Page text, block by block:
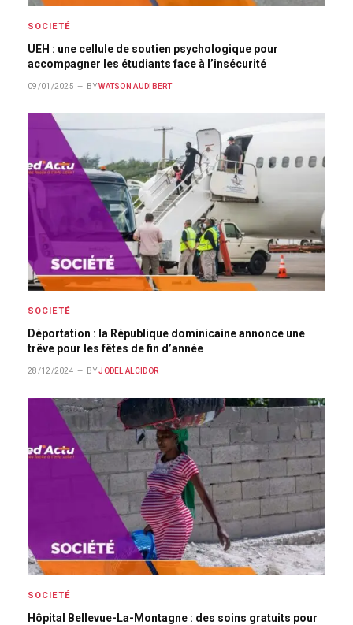
SOCIETÉ
UEH : une cellule de soutien psychologique pour
accompagner les étudiants face à l’insécurité
09/01/2025 BY WATSON AUDIBERT
SOCIETÉ
Déportation : la République dominicaine annonce une
trêve pour les fêtes de fin d’année
28/12/2024 BY JODEL ALCIDOR
SOCIETÉ
Hôpital Bellevue-La-Montagne : des soins gratuits pour